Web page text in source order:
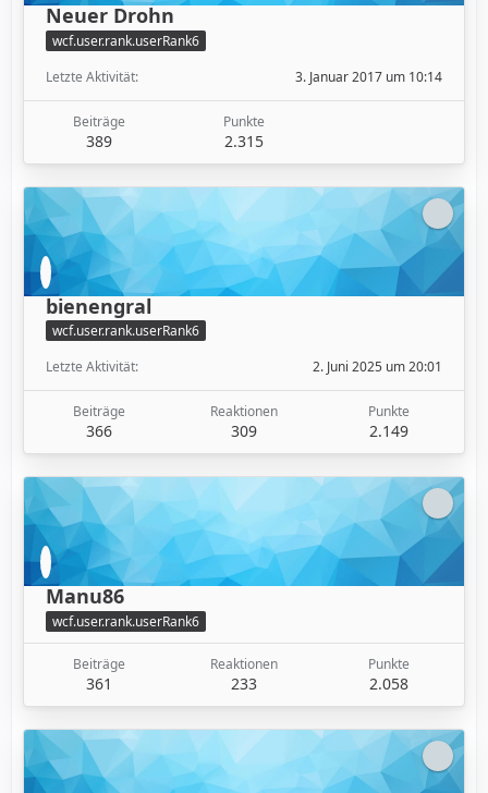
Neuer Drohn
wcf.user.rank.userRank6
Letzte Aktivität
3. Januar 2017 um 10:14
Beiträge
389
Punkte
2.315
bienengral
wcf.user.rank.userRank6
Letzte Aktivität
2. Juni 2025 um 20:01
Beiträge
366
Reaktionen
309
Punkte
2.149
Manu86
wcf.user.rank.userRank6
Beiträge
361
Reaktionen
233
Punkte
2.058